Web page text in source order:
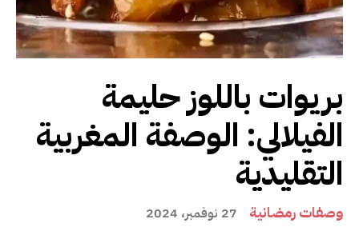
بريوات باللوز حليمة
الفيلالي: الوصفة المغربية
التقليدية
وصفات رمضانية 27 نوفمبر، 2024